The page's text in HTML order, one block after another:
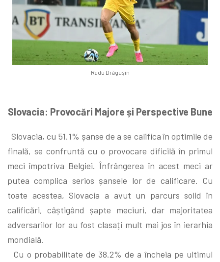
Radu Drăgușin
Slovacia: Provocări Majore și Perspective Bune
Slovacia, cu 51.1% șanse de a se califica în optimile de
finală, se confruntă cu o provocare dificilă în primul
meci împotriva Belgiei. Înfrângerea în acest meci ar
putea complica serios șansele lor de calificare. Cu
toate acestea, Slovacia a avut un parcurs solid în
calificări, câștigând șapte meciuri, dar majoritatea
adversarilor lor au fost clasați mult mai jos în ierarhia
mondială.
Cu o probabilitate de 38.2% de a încheia pe ultimul